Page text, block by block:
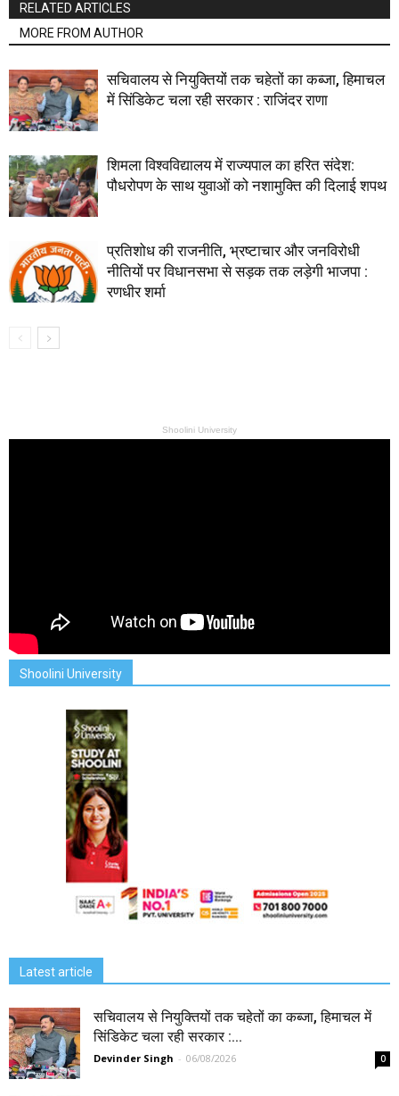
RELATED ARTICLES
MORE FROM AUTHOR
सचिवालय से नियुक्तियों तक चहेतों का कब्जा, हिमाचल
में सिंडिकेट चला रही सरकार : राजिंदर राणा
शिमला विश्वविद्यालय में राज्यपाल का हरित संदेश:
पौधरोपण के साथ युवाओं को नशामुक्ति की दिलाई शपथ
प्रतिशोध की राजनीति, भ्रष्टाचार और जनविरोधी
नीतियों पर विधानसभा से सड़क तक लड़ेगी भाजपा :
रणधीर शर्मा
Shoolini University
Shoolini University
Latest article
सचिवालय से नियुक्तियों तक चहेतों का कब्जा, हिमाचल में
सिंडिकेट चला रही सरकार :...
Devinder Singh - 06/08/2026 0